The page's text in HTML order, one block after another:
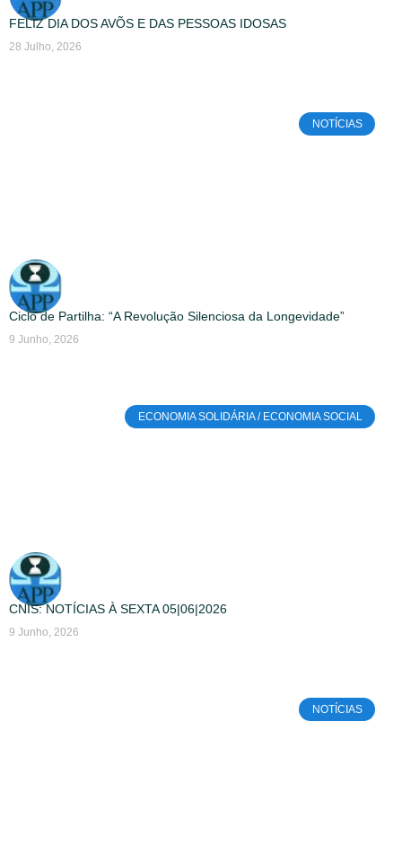
FELIZ DIA DOS AVÕS E DAS PESSOAS IDOSAS
28 Julho, 2026
NOTÍCIAS
Ciclo de Partilha: “A Revolução Silenciosa da Longevidade”
9 Junho, 2026
ECONOMIA SOLIDÁRIA / ECONOMIA SOCIAL
CNIS: NOTÍCIAS À SEXTA 05|06|2026
9 Junho, 2026
NOTÍCIAS